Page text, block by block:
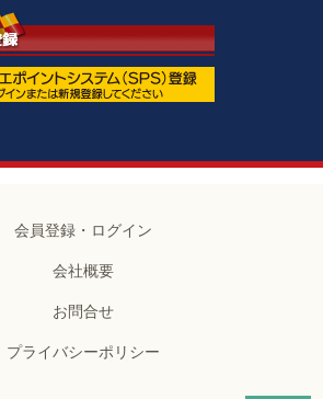
会員登録・ログイン
会社概要
お問合せ
プライバシーポリシー